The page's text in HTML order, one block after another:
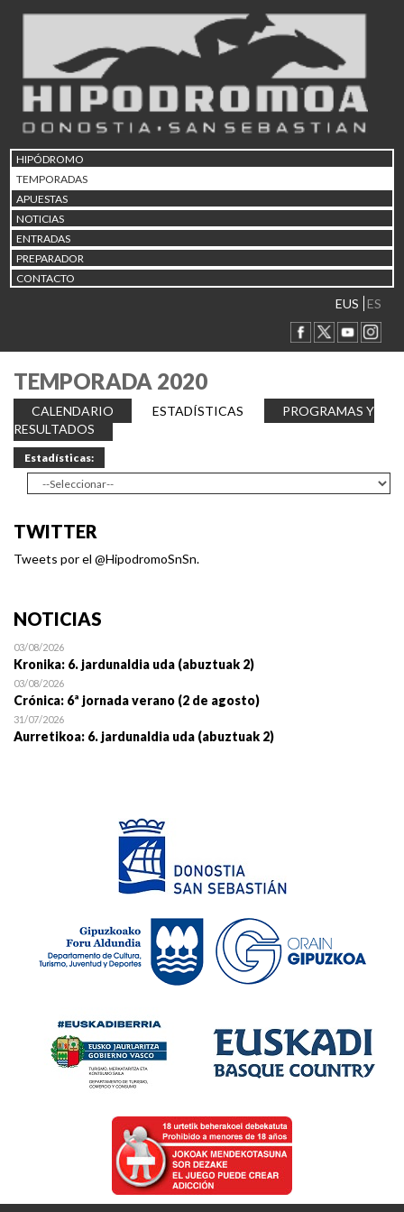
HIPÓDROMO
TEMPORADAS
APUESTAS
NOTICIAS
ENTRADAS
PREPARADOR
CONTACTO
EUS ES
TEMPORADA 2020
CALENDARIO ESTADÍSTICAS
PROGRAMAS Y
RESULTADOS
Estadísticas:
TWITTER
Tweets por el @HipodromoSnSn.
NOTICIAS
03/08/2026
Kronika: 6. jardunaldia uda (abuztuak 2)
03/08/2026
Crónica: 6ª jornada verano (2 de agosto)
31/07/2026
Aurretikoa: 6. jardunaldia uda (abuztuak 2)